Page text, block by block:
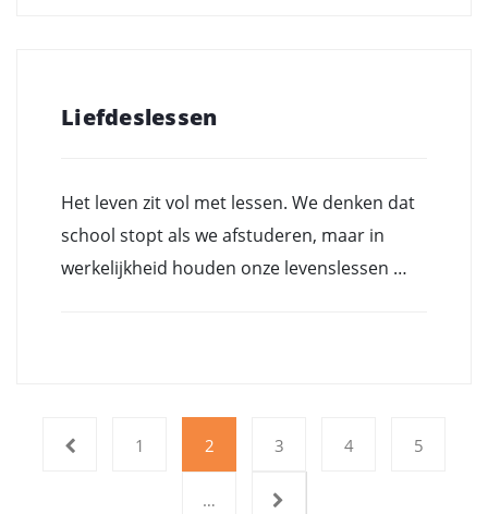
Liefdeslessen
Het leven zit vol met lessen. We denken dat
school stopt als we afstuderen, maar in
werkelijkheid houden onze levenslessen …
1 2 3 4 5
…